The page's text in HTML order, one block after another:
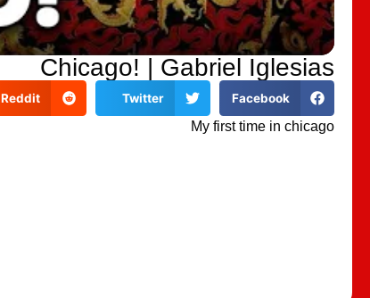
Chicago! | Gabriel Iglesias
Facebook
Twitter
Reddit
My first time in chicago